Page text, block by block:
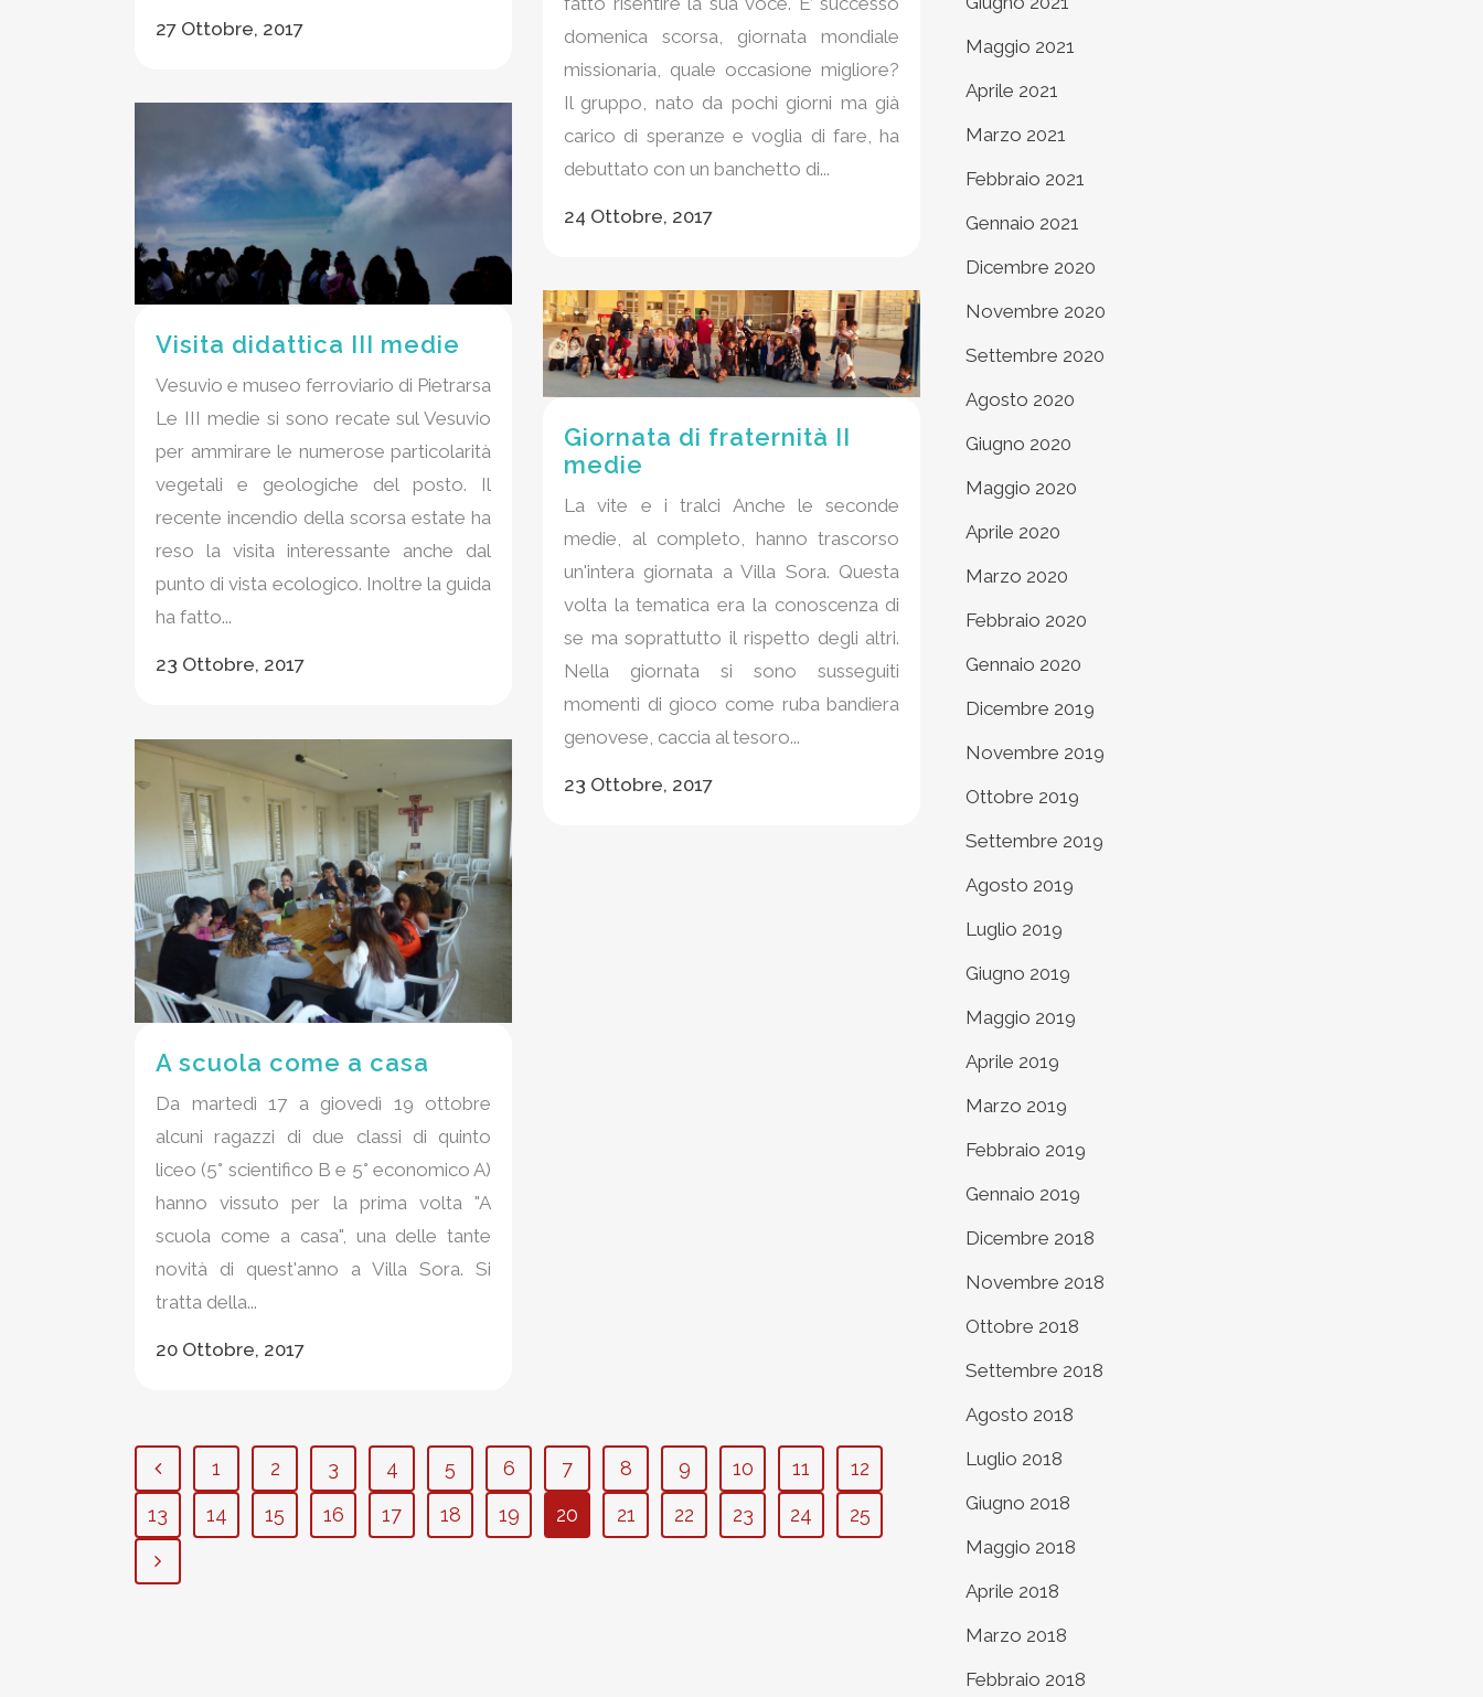
27 Ottobre, 2017
domenica scorsa, giornata mondiale
missionaria, quale occasione migliore?
Il gruppo, nato da pochi giorni ma già
carico di speranze e voglia di fare, ha
debuttato con un banchetto di...
24 Ottobre, 2017
Visita didattica III medie
Vesuvio e museo ferroviario di Pietrarsa
Le III medie si sono recate sul Vesuvio
per ammirare le numerose particolarità
vegetali e geologiche del posto. Il
recente incendio della scorsa estate ha
reso la visita interessante anche dal
punto di vista ecologico. Inoltre la guida
ha fatto...
23 Ottobre, 2017
Giornata di fraternità II
medie
La vite e i tralci Anche le seconde
medie, al completo, hanno trascorso
un'intera giornata a Villa Sora. Questa
volta la tematica era la conoscenza di
se ma soprattutto il rispetto degli altri.
Nella giornata si sono susseguiti
momenti di gioco come ruba bandiera
genovese, caccia al tesoro...
23 Ottobre, 2017
A scuola come a casa
Da martedì 17 a giovedì 19 ottobre
alcuni ragazzi di due classi di quinto
liceo (5° scientifico B e 5° economico A)
hanno vissuto per la prima volta "A
scuola come a casa", una delle tante
novità di quest'anno a Villa Sora. Si
tratta della...
20 Ottobre, 2017
1 2 3 4 5 6 7 8 9 10 11
12
13
14 15 16 17 18 19 20 21 22 23 24 25
Maggio 2021
Aprile 2021
Marzo 2021
Febbraio 2021
Gennaio 2021
Dicembre 2020
Novembre 2020
Settembre 2020
Agosto 2020
Giugno 2020
Maggio 2020
Aprile 2020
Marzo 2020
Febbraio 2020
Gennaio 2020
Dicembre 2019
Novembre 2019
Ottobre 2019
Settembre 2019
Agosto 2019
Luglio 2019
Giugno 2019
Maggio 2019
Aprile 2019
Marzo 2019
Febbraio 2019
Gennaio 2019
Dicembre 2018
Novembre 2018
Ottobre 2018
Settembre 2018
Agosto 2018
Luglio 2018
Giugno 2018
Maggio 2018
Aprile 2018
Marzo 2018
Febbraio 2018